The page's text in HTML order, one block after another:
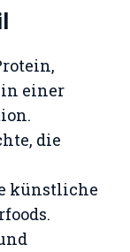
einer
die
künstliche